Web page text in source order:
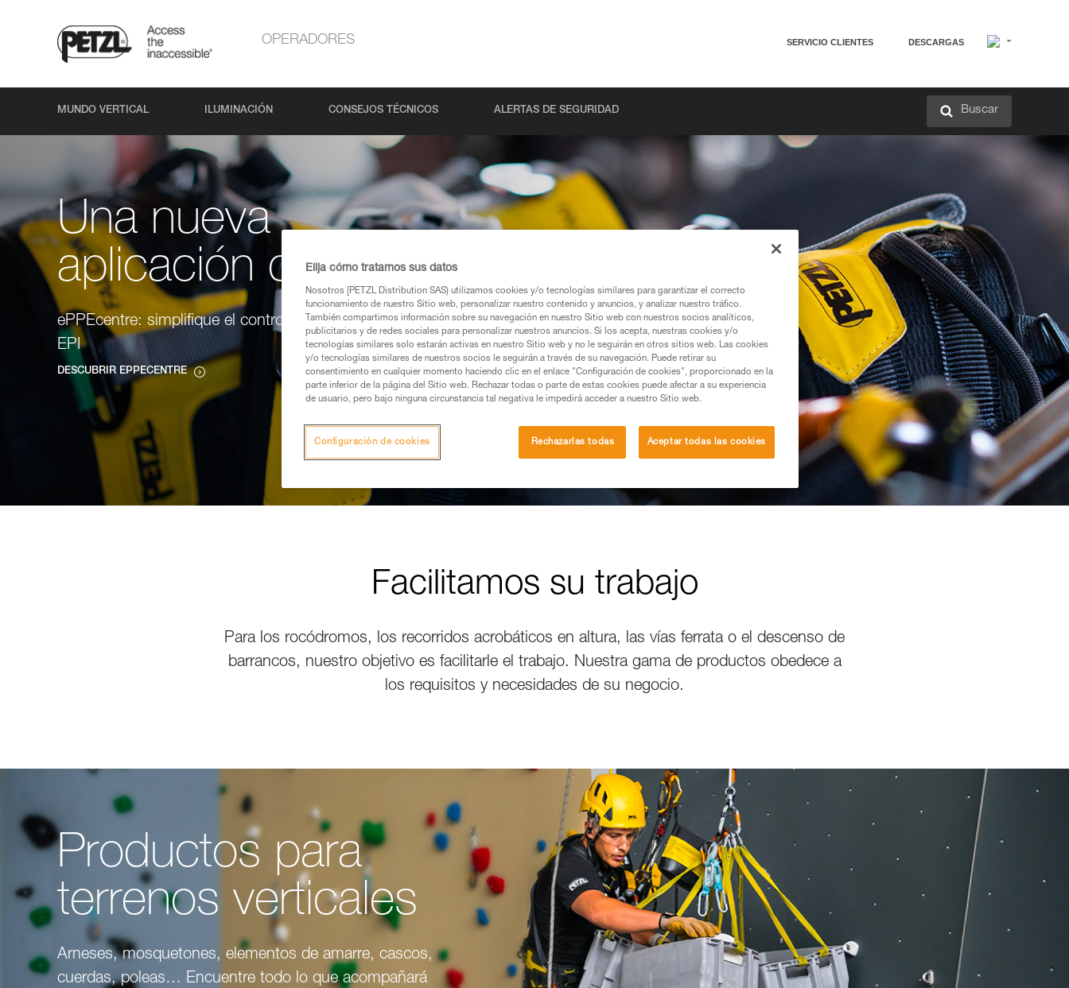
OPERADORES SERVICIO CLIENTES DESCARGAS
MUNDO VERTICAL ILUMINACIÓN CONSEJOS TÉCNICOS ALERTAS DE SEGURIDAD Buscar
Una nueva
aplicación de Petzl
ePPEcentre: simplifique el control y seguimiento de sus
EPI
DESCUBRIR EPPECENTRE
Facilitamos su trabajo
Para los rocódromos, los recorridos acrobáticos en altura, las vías ferrata o el descenso de
barrancos, nuestro objetivo es facilitarle el trabajo. Nuestra gama de productos obedece a
los requisitos y necesidades de su negocio.
Productos para
terrenos verticales
Arneses, mosquetones, elementos de amarre, cascos,
cuerdas, poleas… Encuentre todo lo que acompañará
Elija cómo tratamos sus datos
Nosotros [PETZL Distribution SAS) utilizamos cookies y/o tecnologías similares para garantizar el correcto
funcionamiento de nuestro Sitio web, personalizar nuestro contenido y anuncios, y analizar nuestro tráfico.
También compartimos información sobre su navegación en nuestro Sitio web con nuestros socios analíticos,
publicitarios y de redes sociales para personalizar nuestros anuncios. Si los acepta, nuestras cookies y/o
tecnologías similares solo estarán activas en nuestro Sitio web y no le seguirán en otros sitios web. Las cookies
y/o tecnologías similares de nuestros socios le seguirán a través de su navegación. Puede retirar su
consentimiento en cualquier momento haciendo clic en el enlace "Configuración de cookies", proporcionado en la
parte inferior de la página del Sitio web. Rechazar todas o parte de estas cookies puede afectar a su experiencia
de usuario, pero bajo ninguna circunstancia tal negativa le impedirá acceder a nuestro Sitio web.
Rechazarlas todas Aceptar todas las cookies
Configuración de cookies